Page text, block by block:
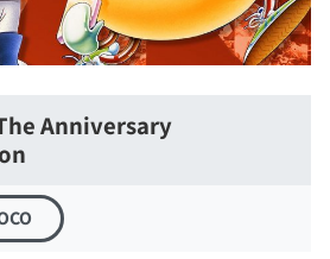
Anniversary